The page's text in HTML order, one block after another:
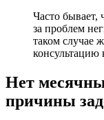
Часто бывает,
за проблем
таком случае
консультацию
Нет
причины